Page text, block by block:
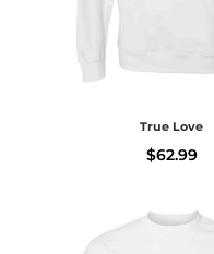
True Love
$62.99